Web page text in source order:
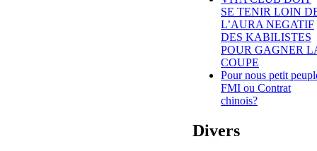
SE TENIR LOIN
L’AURA NEGATIF
DES KABILISTES
POUR GAGNER
COUPE
Pour nous petit
FMI ou Contrat
chinois?
Divers